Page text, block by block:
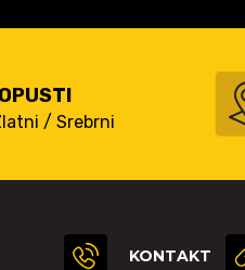
/ Srebrni
KONTAKT